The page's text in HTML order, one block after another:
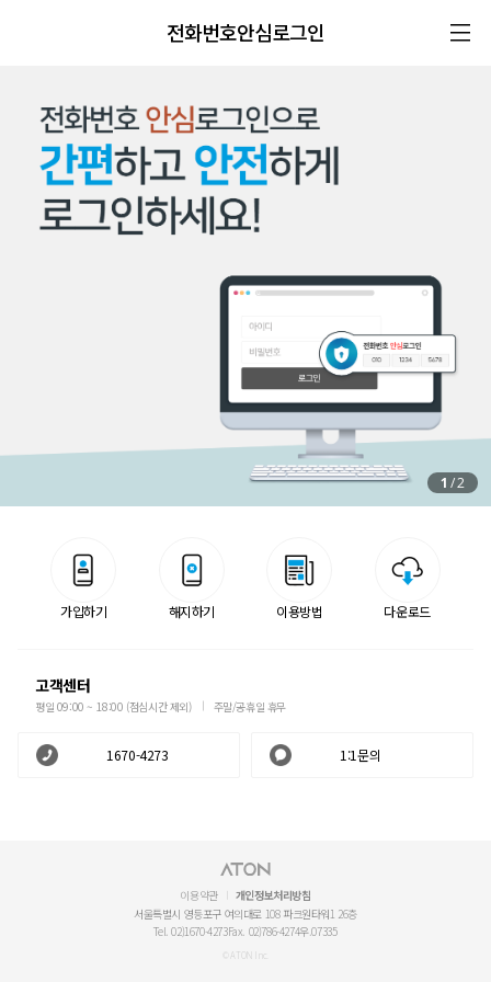
전화번호안심로그인
1 /2
가입하기 해지하기 이용방법 다운로드
고객센터
평일 09:00 ~ 18:00 (점심시간 제외) 주말/공휴일 휴무
1670-4273 1:1문의
이용약관
개인정보처리방침
서울특별시 영등포구 여의대로 108 파크원타워1 26층
Tel. 02)1670-4273Fax. 02)786-4274우.07335
© ATON Inc.